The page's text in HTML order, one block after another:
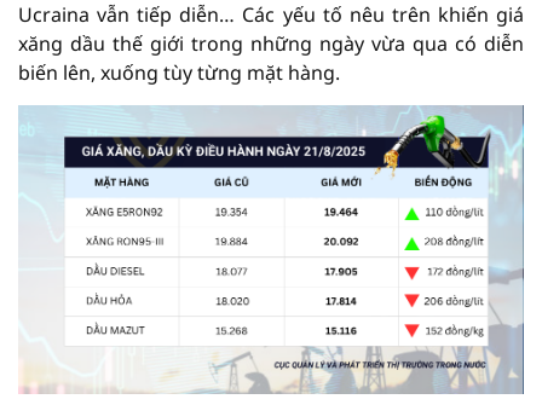
Ucraina vẫn tiếp diễn… Các yếu tố nêu trên khiến giá
xăng dầu thế giới trong những ngày vừa qua có diễn
biến lên, xuống tùy từng mặt hàng.